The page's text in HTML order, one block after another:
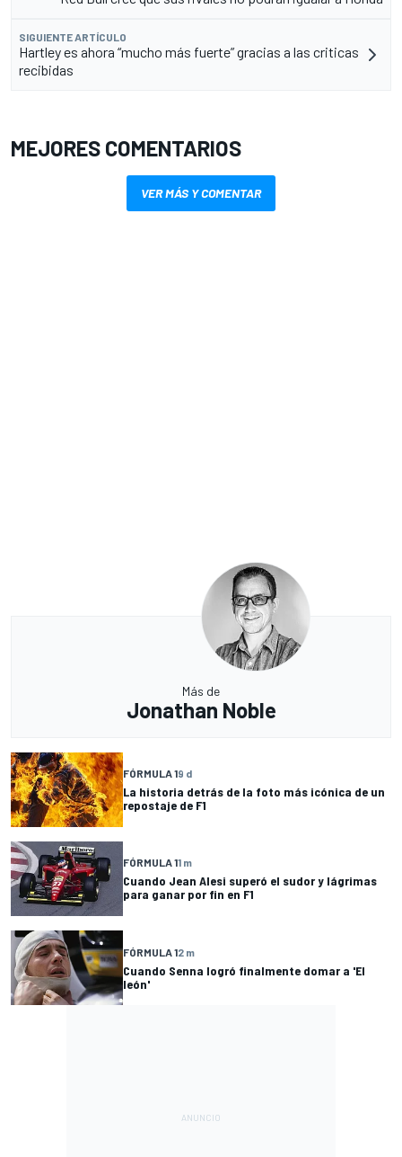
SIGUIENTE ARTÍCULO
Hartley es ahora “mucho más fuerte” gracias a las criticas
recibidas
MEJORES COMENTARIOS
VER MÁS Y COMENTAR
Más de
Jonathan Noble
FÓRMULA 19 d
La historia detrás de la foto más icónica de un
repostaje de F1
FÓRMULA 11 m
Cuando Jean Alesi superó el sudor y lágrimas
para ganar por fin en F1
FÓRMULA 12 m
Cuando Senna logró finalmente domar a 'El
león'